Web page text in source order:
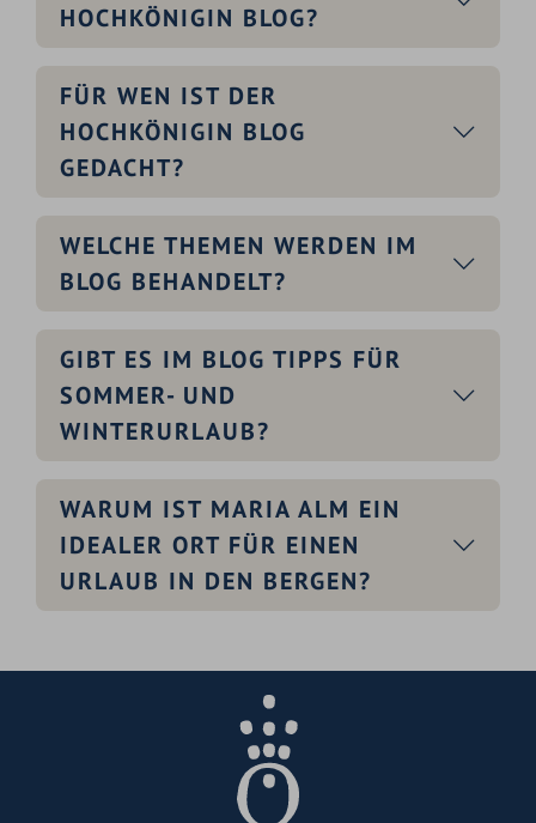
HOCHKÖNIGIN BLOG?
FÜR WEN IST DER
HOCHKÖNIGIN BLOG
GEDACHT?
WELCHE THEMEN WERDEN IM
BLOG BEHANDELT?
GIBT ES IM BLOG TIPPS FÜR
SOMMER- UND
WINTERURLAUB?
WARUM IST MARIA ALM EIN
IDEALER ORT FÜR EINEN
URLAUB IN DEN BERGEN?